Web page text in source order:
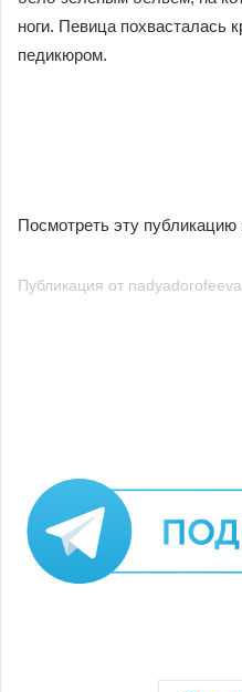
ноги. Певица похвасталась
педикюром.
Посмотреть эту публикацию